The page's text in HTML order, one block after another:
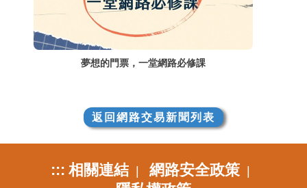
夢想的門票，一堂網路必修課
返回網路交易新聞列表
::: 相關連結| 網路安全政策|